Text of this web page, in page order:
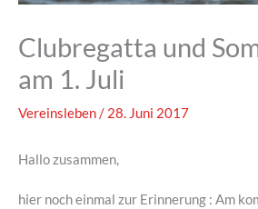
Clubregatta und
am 1. Juli
Vereinsleben/ 28. Juni 2017
Hallo zusammen,
hier noch einmal zur Erinnerung : Am